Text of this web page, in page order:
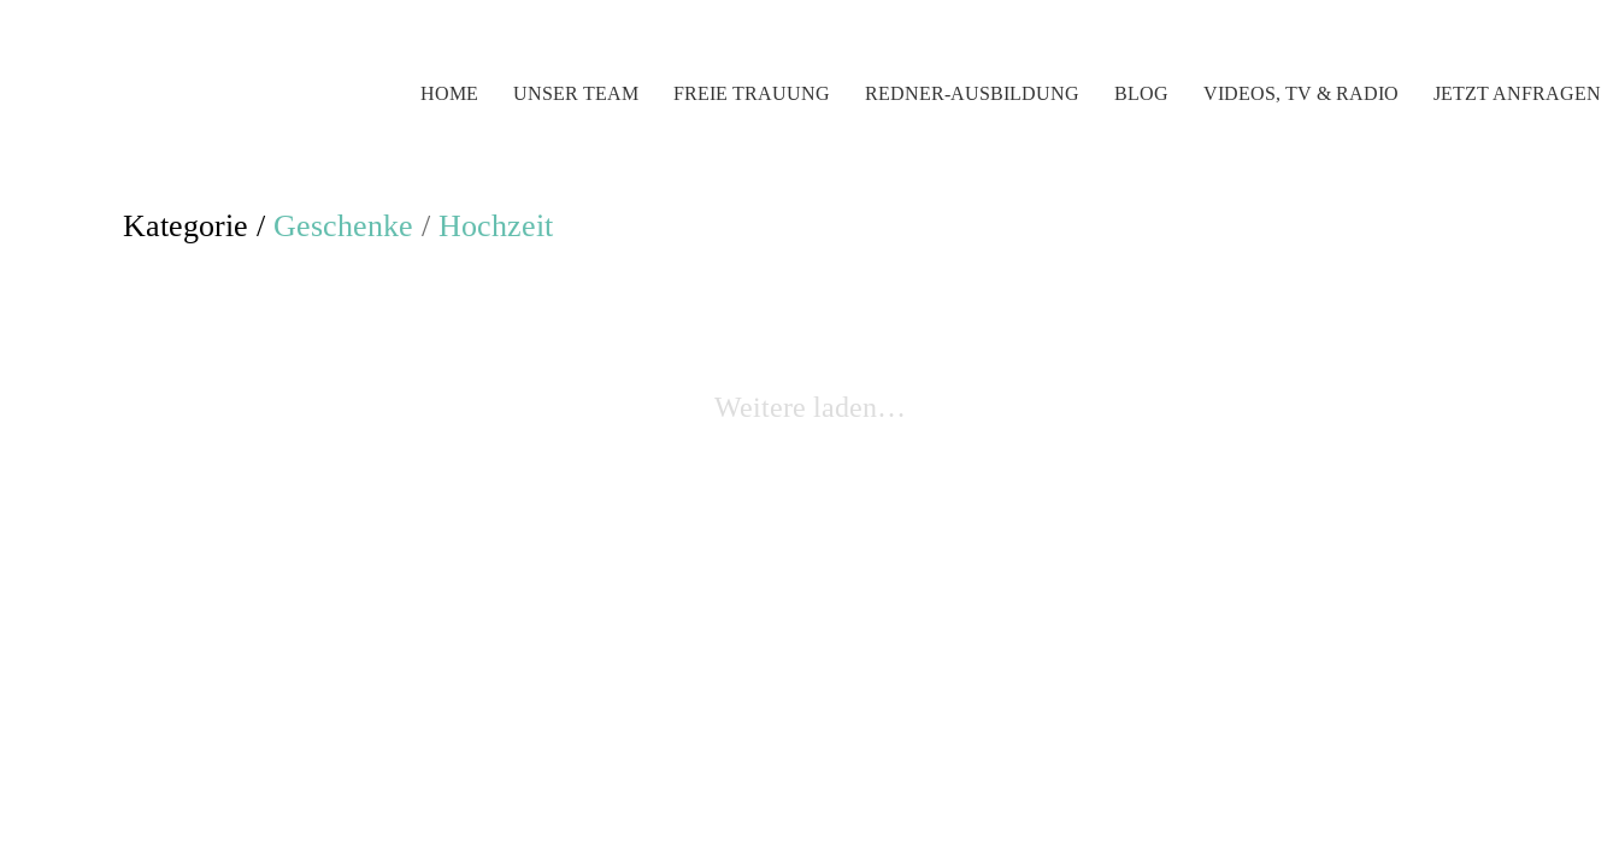
HOME UNSER TEAM FREIE TRAUUNG REDNER-AUSBILDUNG BLOG VIDEOS, TV & RADIO JETZT ANFRAGEN
Kategorie / Geschenke / Hochzeit
Weitere laden…